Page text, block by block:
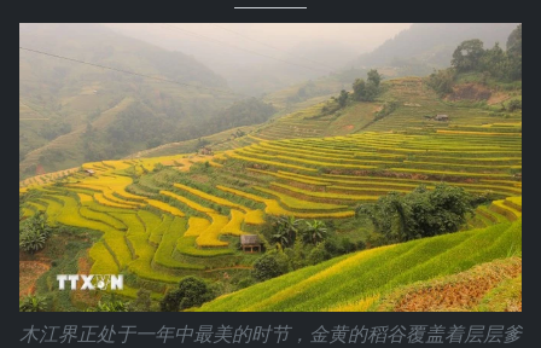
木江界正处于一年中最美的时节，金黄的稻谷覆盖着层层爹